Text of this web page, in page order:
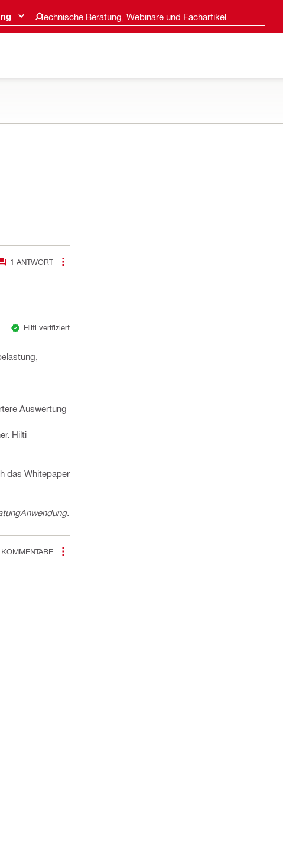
Technische Beratung, Webinare und Fachartikel
1 ANTWORT
Hilti verifiziert
Auswertung
Hilti
das Whitepaper
Anwendung.
KOMMENTARE